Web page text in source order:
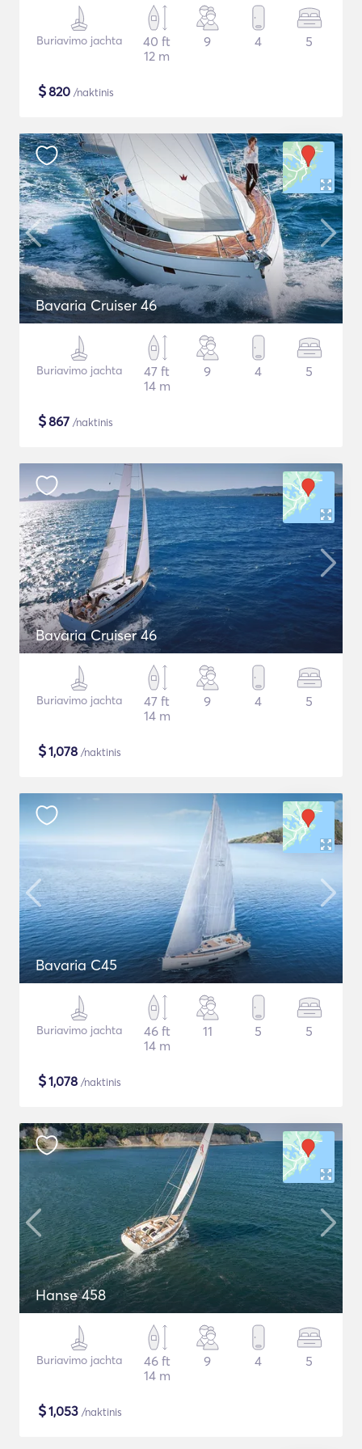
Buriavimo jachta
40 ft
12 m
9 4 5
$820 /naktinis
Bavaria Cruiser 46
Buriavimo jachta
47 ft
14 m
9 4 5
$867 /naktinis
Bavaria Cruiser 46
Buriavimo jachta
47 ft
14 m
9 4 5
$1,078 /naktinis
Bavaria C45
Buriavimo jachta
46 ft
14 m
11 5 5
$1,078 /naktinis
Hanse 458
Buriavimo jachta
46 ft
14 m
9 4 5
$1,053 /naktinis